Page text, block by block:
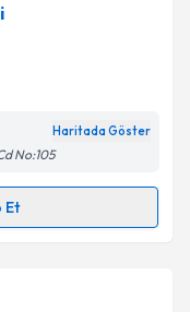
takvimi talebi
almanız için bir
bilgilendireceğiz.
ilişkin
belirtilen
Haritada Göster
No:105
Et
takvimi talebi